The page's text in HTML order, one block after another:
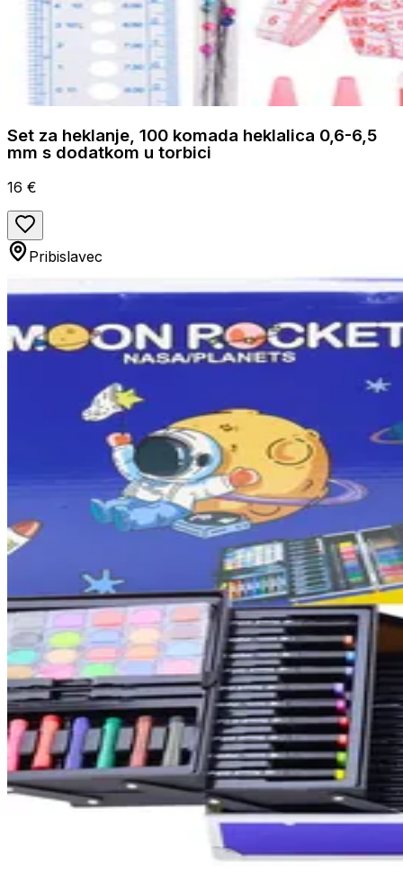
Set za heklanje, 100 komada heklalica 0,6-6,5
mm s dodatkom u torbici
16 €
Pribislavec